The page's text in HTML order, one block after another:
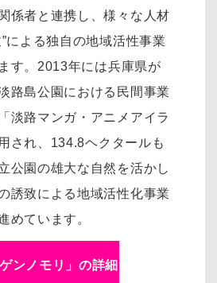
係者と連携し、様々な人材
による独自の地域活性事業
す。2013年には兵庫県が
路島公園における民間事業
淡路マンガ・アニメアイラ
され、134.8ヘクタールも
公園の雄大な自然を活かし
誘致による地域活性化事業
めています。
ゲンノモリ」の詳細